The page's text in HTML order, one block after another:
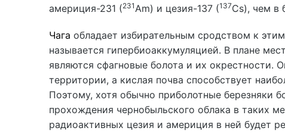
америция-231 (231 Am) и цезия-137 (137Cs), чем в
Чага обладает избирательным сродством к
называется гипербиоаккумуляцией. В плане
являются сфагновые болота и их
территории, а кислая почва способствует
Поэтому, хотя обычно приболотные березняки
прохождения чернобыльского облака в таких
радиоактивных цезия и америция в ней будет